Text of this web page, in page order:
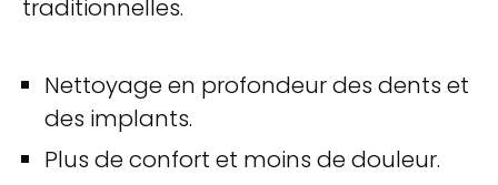
traditionnelles.
Nettoyage en profondeur des dents et
des implants.
Plus de confort et moins de douleur.